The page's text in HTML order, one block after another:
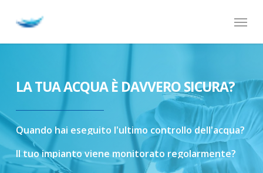
Menu
LA TUA ACQUA È DAVVERO SICURA?
Quando hai eseguito l'ultimo controllo dell'acqua?
Il tuoimpianto viene monitorato regolarmente?